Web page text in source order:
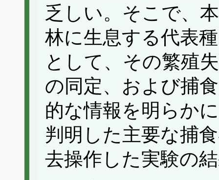
乏しい。そこで、
林に生息する代表
として、その繁殖
の同定、および捕
的な情報を明らか
判明した主要な捕
去操作した実験の